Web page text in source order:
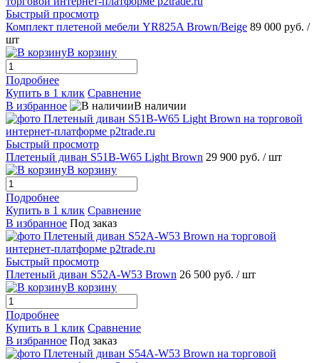
Быстрый просмотр
Комплект плетеной мебели YR825A Brown/Beige 89 000 руб. /
шт
В корзину
Подробнее
Купить в 1 клик Сравнение
В избранное
В наличии
Быстрый просмотр
Плетеный диван S51B-W65 Light Brown 29 900 руб. / шт
В корзину
Подробнее
Купить в 1 клик Сравнение
В избранное Под заказ
Быстрый просмотр
Плетеный диван S52A-W53 Brown 26 500 руб. / шт
В корзину
Подробнее
Купить в 1 клик Сравнение
В избранное Под заказ